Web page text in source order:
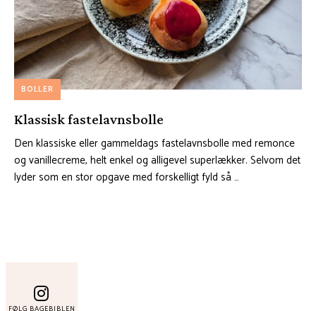
BOLLER
Klassisk fastelavnsbolle
Den klassiske eller gammeldags fastelavnsbolle med remonce
og vanillecreme, helt enkel og alligevel superlækker. Selvom det
lyder som en stor opgave med forskelligt fyld så …